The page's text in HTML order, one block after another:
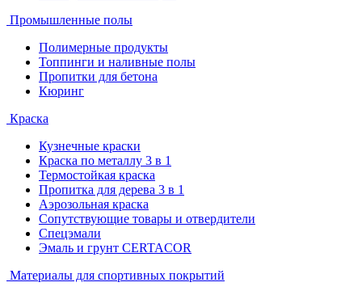
Промышленные полы
Полимерные продукты
Топпинги и наливные полы
Пропитки для бетона
Кюринг
Краска
Кузнечные краски
Краска по металлу 3 в 1
Термостойкая краска
Пропитка для дерева 3 в 1
Аэрозольная краска
Сопутствующие товары и отвердители
Спецэмали
Эмаль и грунт CERTACOR
Материалы для спортивных покрытий